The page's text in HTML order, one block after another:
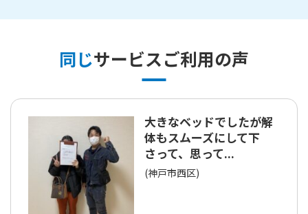
同じサービスご利用の声
大きなベッドでしたが解
体もスムーズにして下
さって、思って...
(神戸市西区)